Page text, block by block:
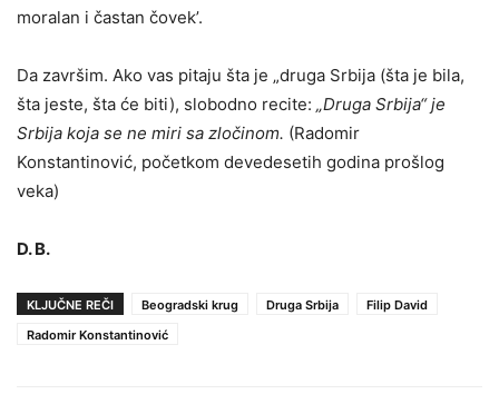
moralan i častan čovek’.
Da završim. Ako vas pitaju šta je „druga Srbija (šta je bila,
šta jeste, šta će biti), slobodno recite: „Druga Srbija“ je
Srbija koja se ne miri sa zločinom. (Radomir
Konstantinović, početkom devedesetih godina prošlog
veka)
D. B.
KLJUČNE REČI Beogradski krug Druga Srbija
Filip David
Radomir Konstantinović